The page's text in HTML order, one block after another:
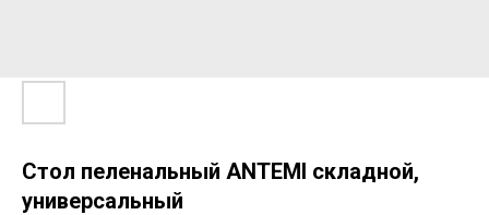
Стол пеленальный ANTEMI складной,
универсальный